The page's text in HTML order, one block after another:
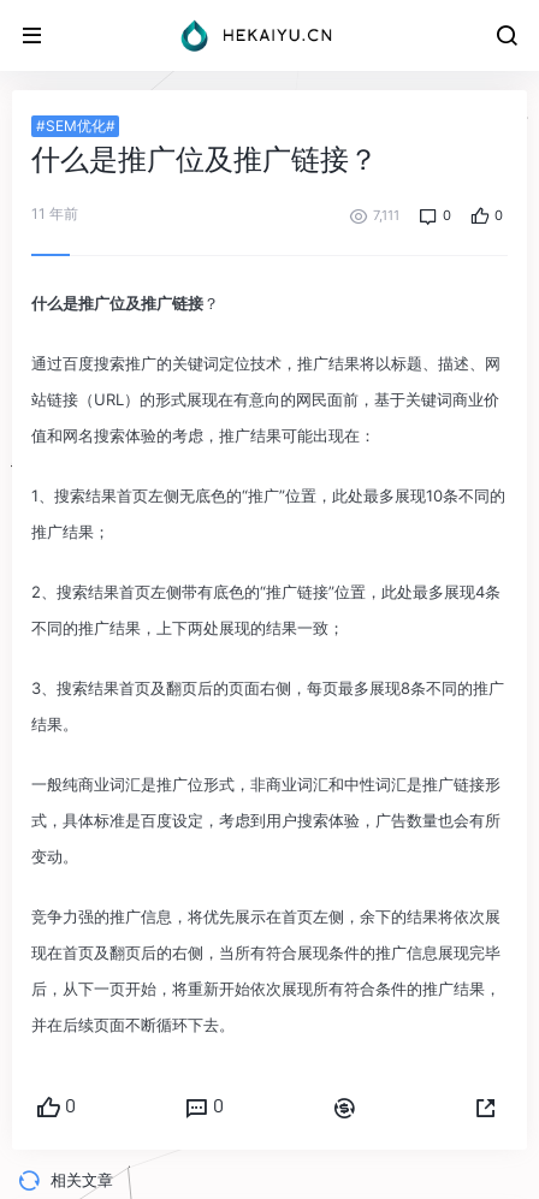
#SEM优化#
什么是推广位及推广链接？
11 年前 7,111 0 0
什么是推广位及推广链接？
通过百度搜索推广的关键词定位技术，推广结果将以标题、描述、网
站链接（URL）的形式展现在有意向的网民面前，基于关键词商业价
值和网名搜索体验的考虑，推广结果可能出现在：
1、搜索结果首页左侧无底色的“推广”位置，此处最多展现10条不同的
推广结果；
2、搜索结果首页左侧带有底色的“推广链接”位置，此处最多展现4条
不同的推广结果，上下两处展现的结果一致；
3、搜索结果首页及翻页后的页面右侧，每页最多展现8条不同的推广
结果。
一般纯商业词汇是推广位形式，非商业词汇和中性词汇是推广链接形
式，具体标准是百度设定，考虑到用户搜索体验，广告数量也会有所
变动。
竞争力强的推广信息，将优先展示在首页左侧，余下的结果将依次展
现在首页及翻页后的右侧，当所有符合展现条件的推广信息展现完毕
后，从下一页开始，将重新开始依次展现所有符合条件的推广结果，
并在后续页面不断循环下去。
0 0
相关文章